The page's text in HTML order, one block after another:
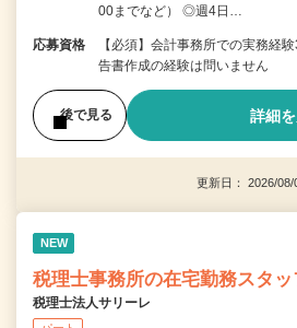
00までなど） ◎週4日…
応募資格
【必須】会計事務所での実務
告書作成の経験は問いません
後で見る 詳細
更新日： 2026/
NEW
税理士事務所の在宅勤務スタッ
税理士法人サリーレ